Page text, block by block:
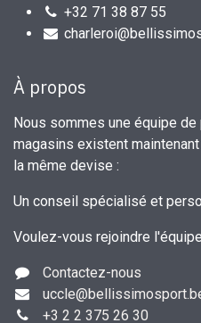
+32 71 38 87 55
À propos
Nous sommes une équipe
magasins existent
la même devise :
Un conseil spécialisé et
Voulez-vous rejoindre
Contactez-nous
uccle
+3 2 2 375 26 30